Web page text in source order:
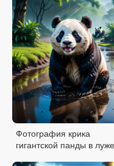
Фотография крика
гигантской панды в луже